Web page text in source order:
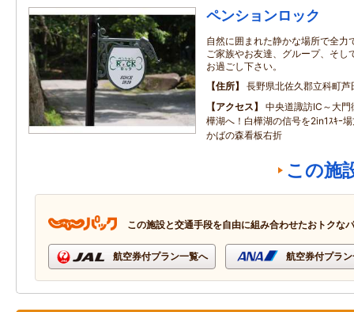
ペンションロック
自然に囲まれた静かな場所で全力
ご家族やお友達、グループ、そし
お過ごし下さい。
住所
長野県北佐久郡立科町芦
アクセス
中央道諏訪IC～大
樺湖へ！白樺湖の信号を2in1ｽｷｰ
かばの森看板右折
この施
この施設と交通手段を自由に組み合わせたおトクな
航空券付プラン一覧へ 航空券付プラ